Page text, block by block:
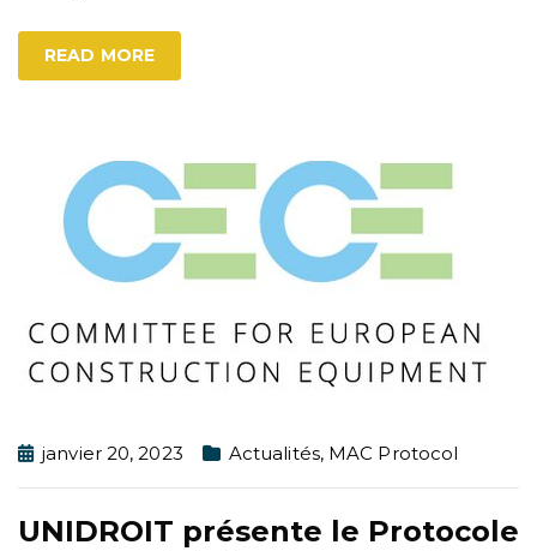
READ MORE
janvier 20, 2023 Actualités, MAC Protocol
UNIDROIT présente le Protocole